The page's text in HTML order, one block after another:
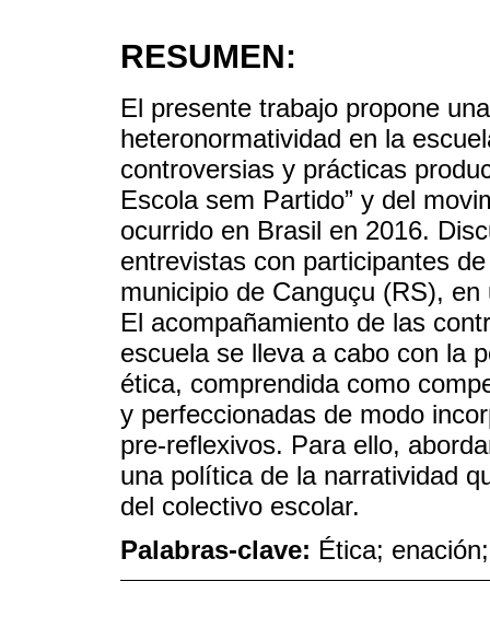
RESUMEN:
El presente trabajo propone
heteronormatividad en la
controversias y prácticas
Escola sem Partido” y del
ocurrido en Brasil en 2016.
entrevistas con participantes
municipio de Canguçu (RS),
El acompañamiento de las
escuela se lleva a cabo con la
ética, comprendida como
y perfeccionadas de modo
pre-reflexivos. Para ello,
una política de la narratividad
del colectivo escolar.
Palabras-clave: Ética;